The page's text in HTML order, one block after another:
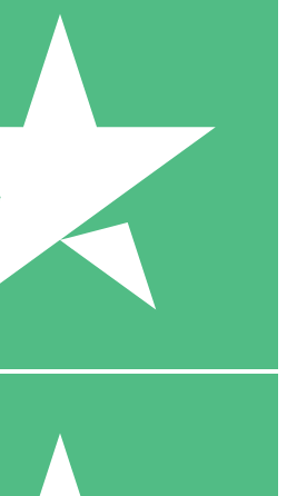
10 Downloads
20 00